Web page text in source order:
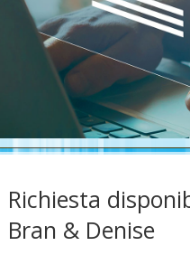
Richiesta
Bran & Denise